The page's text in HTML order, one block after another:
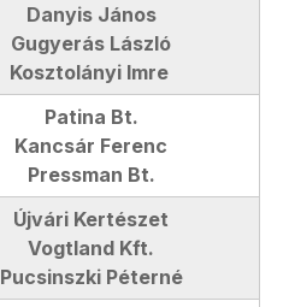
Danyis János
Gugyerás László
Kosztolányi Imre
Patina Bt.
Kancsár Ferenc
Pressman Bt.
Újvári Kertészet
Vogtland Kft.
Pucsinszki Péterné